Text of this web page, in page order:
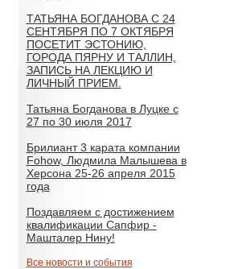
ТАТЬЯНА БОГДАНОВА С 24
СЕНТЯБРЯ ПО 7 ОКТЯБРЯ
ПОСЕТИТ ЭСТОНИЮ,
ГОРОДА ПЯРНУ И ТАЛЛИН,
ЗАПИСЬ НА ЛЕКЦИЮ И
ЛИЧНЫЙ ПРИЕМ.
Татьяна Богданова в Луцке с
27 по 30 июля 2017
Брилиант 3 карата компании
Fohow, Людмила Малышева в
Херсона 25-26 апреля 2015
года
Поздавляем с достижением
квалификации Сапфир -
Машталер Нину!
Все новости и события